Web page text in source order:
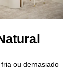
ou demasiado